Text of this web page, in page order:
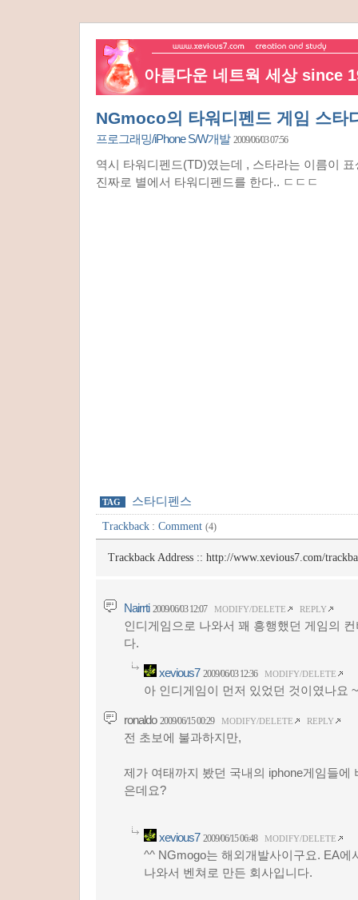
아름다운 네트웍 세상 since
NGmoco의 타워디펜드 게임 스타
프로그래밍/iPhone S/W개발 2009/06/03 07:56
역시 타워디펜드(TD)였는데 , 스타라는 이름이
진짜로 별에서 타워디펜드를 한다.. ㄷㄷㄷ
TAG 스타디펜스
Trackback : Comment (4)
Trackback Address :: http://www.xevious7.com/
Nairrti 2009/06/03 12:07 MODIFY/DELETE REPLY
인디게임으로 나와서 꽤 흥행했던 게임의
다.
xevious7 2009/06/03 12:36 MODIFY/DELETE
아 인디게임이 먼저 있었던 것이였나요 ~
ronaldo 2009/06/15 00:29 MODIFY/DELETE REPLY
전 초보에 불과하지만,
제가 여태까지 봤던 국내의 iphone게임들에
은데요?
xevious7 2009/06/15 06:48 MODIFY/DELETE
^^ NGmogo는 해외개발사이구요. EA에
나와서 벤쳐로 만든 회사입니다.